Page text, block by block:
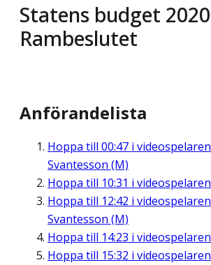
Statens budget 2020
Rambeslutet
Anförandelista
Hoppa till 00:47 i videospelaren
Svantesson (M)
Hoppa till 10:31 i videospelaren
Hoppa till 12:42 i videospelaren
Svantesson (M)
Hoppa till 14:23 i videospelaren
Hoppa till 15:32 i videospelaren